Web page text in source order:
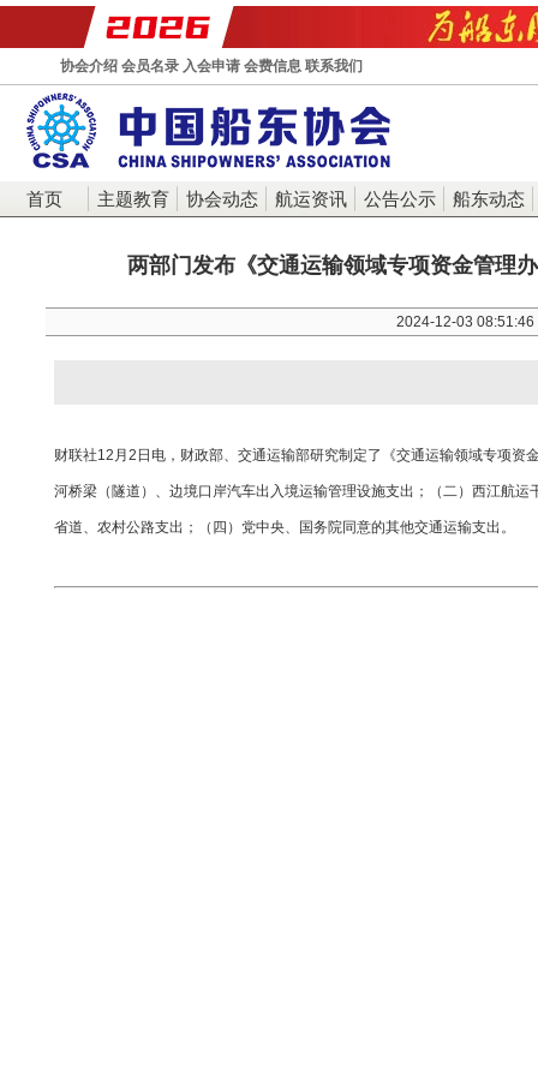
协会介绍 会员名录 入会申请 会费信息 联系我们
首页 主题教育 协会动态 航运资讯 公告公示 船东动态
两部门发布《交通运输领域专项资金管理
2024-12-03 08:51:46
财联社12月2日电，财政部、交通运输部研究制定了《交通运输领域专项资
河桥梁（隧道）、边境口岸汽车出入境运输管理设施支出；（二）西江航
省道、农村公路支出；（四）党中央、国务院同意的其他交通运输支出。